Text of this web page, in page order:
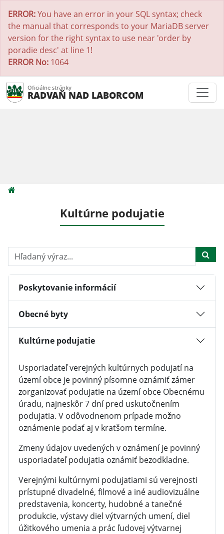
ERROR:You have an error in your SQL syntax; check
the manual that corresponds to your MariaDB server
version for the right syntax to use near 'order by
poradie desc' at line 1!
ERROR No: 1064
Oficiálne stránky
RADVAŇ NAD LABORCOM
Kultúrne podujatie
Hľadaný výraz...
Poskytovanie informácií
Obecné byty
Kultúrne podujatie
Usporiadateľ verejných kultúrnych podujatí na
území obce je povinný písomne oznámiť zámer
zorganizovať podujatie na území obce Obecnému
úradu, najneskôr 7 dní pred uskutočnením
podujatia. V odôvodnenom prípade možno
oznámenie podať aj v kratšom termíne.
Zmeny údajov uvedených v oznámení je povinný
usporiadateľ podujatia oznámiť bezodkladne.
Verejnými kultúrnymi podujatiami sú verejnosti
prístupné divadelné, filmové a iné audiovizuálne
predstavenia, koncerty, hudobné a tanečné
produkcie, výstavy diel výtvarných umení, diel
úžitkového umenia a prác ľudovej výtvarnej